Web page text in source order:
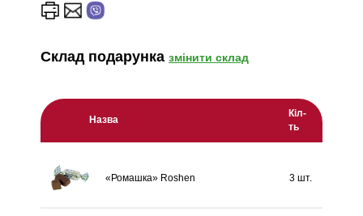
Склад подарунка змінити склад
Назва
Кіл-
ть
«Ромашка» Roshen 3 шт.